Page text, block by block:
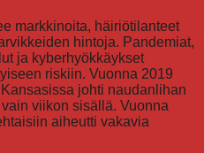
markkinoita, häiriötilanteet
hintoja. Pandemiat,
ja kyberhyökkäykset
riskiin. Vuonna 2019
johti naudanlihan
viikon sisällä. Vuonna
aiheutti vakavia